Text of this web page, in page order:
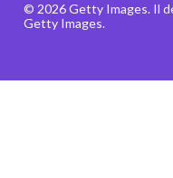
© 2026 Getty Images. Il
Getty Images.